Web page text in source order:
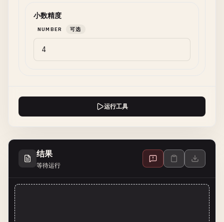
小数精度
NUMBER 可选
运行工具
结果
等待运行